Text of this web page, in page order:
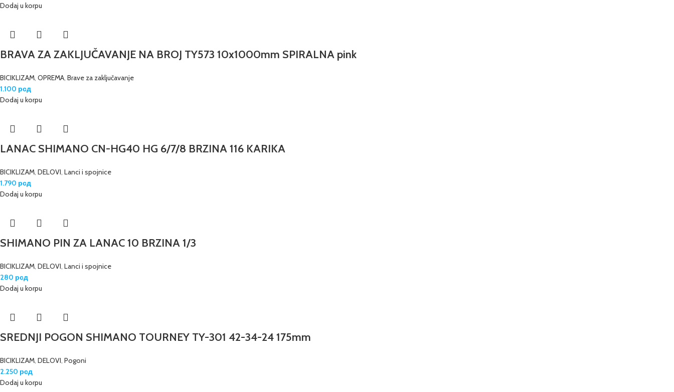
Dodaj u korpu
BRAVA ZA ZAKLJUČAVANJE NA BROJ TY573 10x1000mm SPIRALNA pink
BICIKLIZAM OPREMA Brave za zaključavanje
1.100 рсд
Dodaj u korpu
LANAC SHIMANO CN-HG40 HG 6/7/8 BRZINA 116 KARIKA
BICIKLIZAM DELOVI Lanci i spojnice
1.790 рсд
Dodaj u korpu
SHIMANO PIN ZA LANAC 10 BRZINA 1/3
BICIKLIZAM DELOVI Lanci i spojnice
280 рсд
Dodaj u korpu
SREDNJI POGON SHIMANO TOURNEY TY-301 42-34-24 175mm
BICIKLIZAM DELOVI Pogoni
2.250 рсд
Dodaj u korpu